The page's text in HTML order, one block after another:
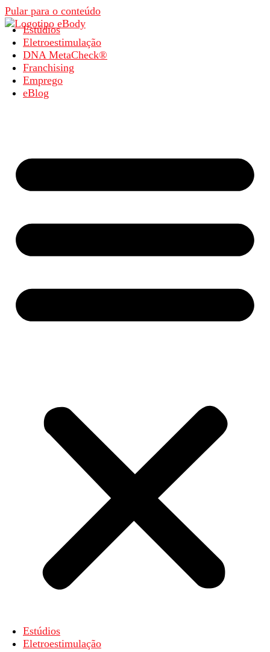
Pular para o conteúdo
Estúdios
Eletroestimulação
DNA MetaCheck®
Franchising
Emprego
eBlog
Estúdios
Eletroestimulação